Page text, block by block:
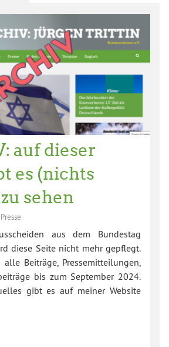
auf dieser
es (nichts
sehen
Presse
aus dem Bundestag
diese Seite nicht mehr gepflegt.
Beiträge, Pressemitteilungen,
bis zum September 2024.
gibt es auf meiner Website